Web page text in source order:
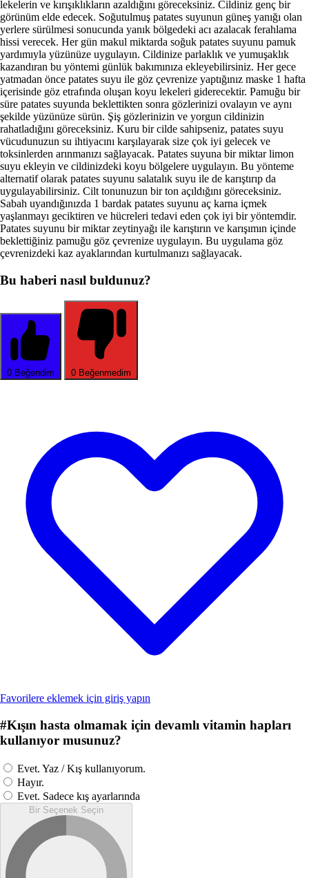
lekelerin ve kırışıklıkların azaldığını göreceksiniz. Cildiniz genç bir
görünüm elde edecek. Soğutulmuş patates suyunun güneş yanığı olan
yerlere sürülmesi sonucunda yanık bölgedeki acı azalacak ferahlama
hissi verecek. Her gün makul miktarda soğuk patates suyunu pamuk
yardımıyla yüzünüze uygulayın. Cildinize parlaklık ve yumuşaklık
kazandıran bu yöntemi günlük bakımınıza ekleyebilirsiniz. Her gece
yatmadan önce patates suyu ile göz çevrenize yaptığınız maske 1 hafta
içerisinde göz etrafında oluşan koyu lekeleri giderecektir. Pamuğu bir
süre patates suyunda beklettikten sonra gözlerinizi ovalayın ve aynı
şekilde yüzünüze sürün. Şiş gözlerinizin ve yorgun cildinizin
rahatladığını göreceksiniz. Kuru bir cilde sahipseniz, patates suyu
vücudunuzun su ihtiyacını karşılayarak size çok iyi gelecek ve
toksinlerden arınmanızı sağlayacak. Patates suyuna bir miktar limon
suyu ekleyin ve cildinizdeki koyu bölgelere uygulayın. Bu yönteme
alternatif olarak patates suyunu salatalık suyu ile de karıştırıp da
uygulayabilirsiniz. Cilt tonunuzun bir ton açıldığını göreceksiniz.
Sabah uyandığınızda 1 bardak patates suyunu aç karna içmek
yaşlanmayı geciktiren ve hücreleri tedavi eden çok iyi bir yöntemdir.
Patates suyunu bir miktar zeytinyağı ile karıştırın ve karışımın içinde
beklettiğiniz pamuğu göz çevrenize uygulayın. Bu uygulama göz
çevrenizdeki kaz ayaklarından kurtulmanızı sağlayacak.
Bu haberi nasıl buldunuz?
0 Beğendim 0 Beğenmedim
Favorilere eklemek için giriş yapın
#Kışın hasta olmamak için devamlı vitamin hapları
kullanıyor musunuz?
Evet. Yaz / Kış kullanıyorum.
Hayır.
Evet. Sadece kış ayarlarında
Bir Seçenek Seçin